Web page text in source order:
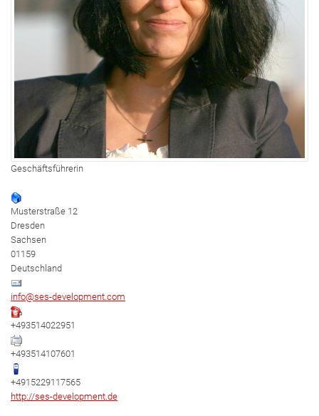
Geschäftsführerin
Musterstraße 12
Dresden
Sachsen
01159
Deutschland
info@ses-development.com
+493514022951
+493514107601
+4915229117565
http://ses-development.de